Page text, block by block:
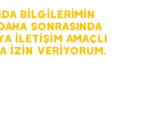
BILGILERIMIN
SONRASINDA
ILETIŞIM AMAÇLI
IZIN VERIYORUM.